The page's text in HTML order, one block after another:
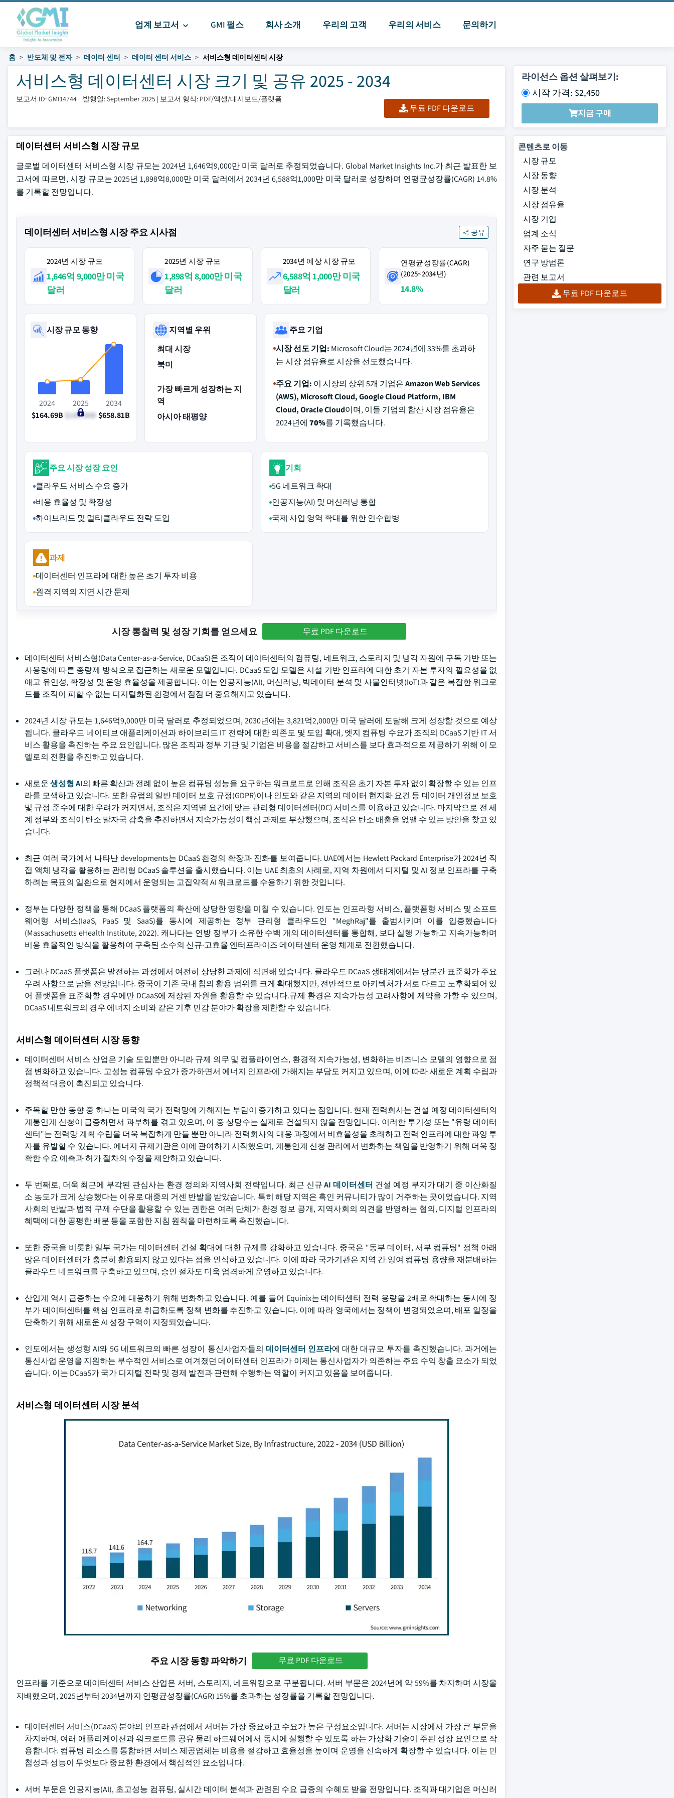
업계 보고서 GMI 펄스 회사 소개 우리의 고객 우리의 서비스 문의하기
홈 반도체 및 전자 데이터 센터 데이터 센터 서비스 서비스형 데이터센터 시장
서비스형 데이터센터 시장 크기 및 공유 2025 - 2034
보고서 ID: GMI14744 |발행일: September 2025 | 보고서 형식: PDF/엑셀/대시보드/플랫폼
무료 PDF 다운로드
라이선스 옵션 살펴보기:
시작 가격: $2,450
지금 구매
데이터센터 서비스형 시장 규모
글로벌 데이터센터 서비스형 시장 규모는 2024년 1,646억9,000만 미국 달러로 추정되었습니다. Global Market Insights Inc.가 최근 발표한 보
고서에 따르면, 시장 규모는 2025년 1,898억8,000만 미국 달러에서 2034년 6,588억1,000만 미국 달러로 성장하며 연평균성장률(CAGR) 14.8%
를 기록할 전망입니다.
데이터센터 서비스형 시장 주요 시사점 공유
2024년 시장 규모
1,646억 9,000만 미국
달러
2025년 시장 규모
1,898억 8,000만 미국
달러
2034년 예상 시장 규모
6,588억 1,000만 미국
달러
연평균성장률(CAGR)
(2025~2034년)
14.8%
시장 규모 동향
2024
$164.69B
2025
$189.88B
2034
$658.81B
지역별 우위
최대 시장
북미
가장 빠르게 성장하는 지
역
아시아 태평양
주요 기업
시장 선도 기업: Microsoft Cloud는 2024년에 33%를 초과하
는 시장 점유율로 시장을 선도했습니다.
주요 기업: 이 시장의 상위 5개 기업은Amazon Web Services
(AWS), Microsoft Cloud, Google Cloud Platform, IBM
Cloud, Oracle Cloud이며, 이들 기업의 합산 시장 점유율은
2024년에 70%를 기록했습니다.
주요 시장 성장 요인
클라우드 서비스 수요 증가
비용 효율성 및 확장성
하이브리드 및 멀티클라우드 전략 도입
기회
5G 네트워크 확대
인공지능(AI) 및 머신러닝 통합
국제 사업 영역 확대를 위한 인수합병
과제
데이터센터 인프라에 대한 높은 초기 투자 비용
원격 지역의 지연 시간 문제
시장 통찰력 및 성장 기회를 얻으세요 무료 PDF 다운로드
데이터센터 서비스형(Data Center-as-a-Service, DCaaS)은 조직이 데이터센터의 컴퓨팅, 네트워크, 스토리지 및 냉각 자원에 구독 기반 또는
사용량에 따른 종량제 방식으로 접근하는 새로운 모델입니다. DCaaS 도입 모델은 시설 기반 인프라에 대한 초기 자본 투자의 필요성을 없
애고 유연성, 확장성 및 운영 효율성을 제공합니다. 이는 인공지능(AI), 머신러닝, 빅데이터 분석 및 사물인터넷(IoT)과 같은 복잡한 워크로
드를 조직이 피할 수 없는 디지털화된 환경에서 점점 더 중요해지고 있습니다.
2024년 시장 규모는 1,646억9,000만 미국 달러로 추정되었으며, 2030년에는 3,821억2,000만 미국 달러에 도달해 크게 성장할 것으로 예상
됩니다. 클라우드 네이티브 애플리케이션과 하이브리드 IT 전략에 대한 의존도 및 도입 확대, 엣지 컴퓨팅 수요가 조직의 DCaaS 기반 IT 서
비스 활용을 촉진하는 주요 요인입니다. 많은 조직과 정부 기관 및 기업은 비용을 절감하고 서비스를 보다 효과적으로 제공하기 위해 이 모
델로의 전환을 추진하고 있습니다.
새로운생성형 AI의 빠른 확산과 전례 없이 높은 컴퓨팅 성능을 요구하는 워크로드로 인해 조직은 초기 자본 투자 없이 확장할 수 있는 인프
라를 모색하고 있습니다. 또한 유럽의 일반 데이터 보호 규정(GDPR)이나 인도와 같은 지역의 데이터 현지화 요건 등 데이터 개인정보 보호
및 규정 준수에 대한 우려가 커지면서, 조직은 지역별 요건에 맞는 관리형 데이터센터(DC) 서비스를 이용하고 있습니다. 마지막으로 전 세
계 정부와 조직이 탄소 발자국 감축을 추진하면서 지속가능성이 핵심 과제로 부상했으며, 조직은 탄소 배출을 없앨 수 있는 방안을 찾고 있
습니다.
최근 여러 국가에서 나타난 developments는 DCaaS 환경의 확장과 진화를 보여줍니다. UAE에서는 Hewlett Packard Enterprise가 2024년 직
접 액체 냉각을 활용하는 관리형 DCaaS 솔루션을 출시했습니다. 이는 UAE 최초의 사례로, 지역 차원에서 디지털 및 AI 정보 인프라를 구축
하려는 목표의 일환으로 현지에서 운영되는 고집약적 AI 워크로드를 수용하기 위한 것입니다.
정부는 다양한 정책을 통해 DCaaS 플랫폼의 확산에 상당한 영향을 미칠 수 있습니다. 인도는 인프라형 서비스, 플랫폼형 서비스 및 소프트
웨어형 서비스(IaaS, PaaS 및 SaaS)를 동시에 제공하는 정부 관리형 클라우드인 "MeghRaj"를 출범시키며 이를 입증했습니다
(Massachusetts eHealth Institute, 2022). 캐나다는 연방 정부가 소유한 수백 개의 데이터센터를 통합해, 보다 실행 가능하고 지속가능하며
비용 효율적인 방식을 활용하여 구축된 소수의 신규·고효율 엔터프라이즈 데이터센터 운영 체계로 전환했습니다.
그러나 DCaaS 플랫폼은 발전하는 과정에서 여전히 상당한 과제에 직면해 있습니다. 클라우드 DCaaS 생태계에서는 당분간 표준화가 주요
우려 사항으로 남을 전망입니다. 중국이 기존 국내 칩의 활용 범위를 크게 확대했지만, 전반적으로 아키텍처가 서로 다르고 노후화되어 있
어 플랫폼을 표준화할 경우에만 DCaaS에 저장된 자원을 활용할 수 있습니다.규제 환경은 지속가능성 고려사항에 제약을 가할 수 있으며,
DCaaS 네트워크의 경우 에너지 소비와 같은 기후 민감 분야가 확장을 제한할 수 있습니다.
서비스형 데이터센터 시장 동향
데이터센터 서비스 산업은 기술 도입뿐만 아니라 규제 의무 및 컴플라이언스, 환경적 지속가능성, 변화하는 비즈니스 모델의 영향으로 점
점 변화하고 있습니다. 고성능 컴퓨팅 수요가 증가하면서 에너지 인프라에 가해지는 부담도 커지고 있으며, 이에 따라 새로운 계획 수립과
정책적 대응이 촉진되고 있습니다.
주목할 만한 동향 중 하나는 미국의 국가 전력망에 가해지는 부담이 증가하고 있다는 점입니다. 현재 전력회사는 건설 예정 데이터센터의
계통연계 신청이 급증하면서 과부하를 겪고 있으며, 이 중 상당수는 실제로 건설되지 않을 전망입니다. 이러한 투기성 또는 "유령 데이터
센터"는 전력망 계획 수립을 더욱 복잡하게 만들 뿐만 아니라 전력회사의 대응 과정에서 비효율성을 초래하고 전력 인프라에 대한 과잉 투
자를 유발할 수 있습니다. 에너지 규제기관은 이에 관여하기 시작했으며, 계통연계 신청 관리에서 변화하는 책임을 반영하기 위해 더욱 정
확한 수요 예측과 허가 절차의 수정을 제안하고 있습니다.
두 번째로, 더욱 최근에 부각된 관심사는 환경 정의와 지역사회 전략입니다. 최근 신규AI 데이터센터 건설 예정 부지가 대기 중 이산화질
소 농도가 크게 상승했다는 이유로 대중의 거센 반발을 받았습니다. 특히 해당 지역은 흑인 커뮤니티가 많이 거주하는 곳이었습니다. 지역
사회의 반발과 법적 구제 수단을 활용할 수 있는 권한은 여러 단체가 환경 정보 공개, 지역사회의 의견을 반영하는 협의, 디지털 인프라의
혜택에 대한 공평한 배분 등을 포함한 지침 원칙을 마련하도록 촉진했습니다.
또한 중국을 비롯한 일부 국가는 데이터센터 건설 확대에 대한 규제를 강화하고 있습니다. 중국은 "동부 데이터, 서부 컴퓨팅" 정책 아래
많은 데이터센터가 충분히 활용되지 않고 있다는 점을 인식하고 있습니다. 이에 따라 국가기관은 지역 간 잉여 컴퓨팅 용량을 재분배하는
클라우드 네트워크를 구축하고 있으며, 승인 절차도 더욱 엄격하게 운영하고 있습니다.
산업계 역시 급증하는 수요에 대응하기 위해 변화하고 있습니다. 예를 들어 Equinix는 데이터센터 전력 용량을 2배로 확대하는 동시에 정
부가 데이터센터를 핵심 인프라로 취급하도록 정책 변화를 추진하고 있습니다. 이에 따라 영국에서는 정책이 변경되었으며, 배포 일정을
단축하기 위해 새로운 AI 성장 구역이 지정되었습니다.
인도에서는 생성형 AI와 5G 네트워크의 빠른 성장이 통신사업자들의 데이터센터 인프라에 대한 대규모 투자를 촉진했습니다. 과거에는
통신사업 운영을 지원하는 부수적인 서비스로 여겨졌던 데이터센터 인프라가 이제는 통신사업자가 의존하는 주요 수익 창출 요소가 되었
습니다. 이는 DCaaS가 국가 디지털 전략 및 경제 발전과 관련해 수행하는 역할이 커지고 있음을 보여줍니다.
서비스형 데이터센터 시장 분석
주요 시장 동향 파악하기 무료 PDF 다운로드
인프라를 기준으로 데이터센터 서비스 산업은 서버, 스토리지, 네트워킹으로 구분됩니다. 서버 부문은 2024년에 약 59%를 차지하며 시장을
지배했으며, 2025년부터 2034년까지 연평균성장률(CAGR) 15%를 초과하는 성장률을 기록할 전망입니다.
데이터센터 서비스(DCaaS) 분야의 인프라 관점에서 서버는 가장 중요하고 수요가 높은 구성요소입니다. 서버는 시장에서 가장 큰 부문을
차지하며, 여러 애플리케이션과 워크로드를 공유 물리 하드웨어에서 동시에 실행할 수 있도록 하는 가상화 기술이 주된 성장 요인으로 작
용합니다. 컴퓨팅 리소스를 통합하면 서비스 제공업체는 비용을 절감하고 효율성을 높이며 운영을 신속하게 확장할 수 있습니다. 이는 민
첩성과 성능이 무엇보다 중요한 환경에서 핵심적인 요소입니다.
서버 부문은 인공지능(AI), 초고성능 컴퓨팅, 실시간 데이터 분석과 관련된 수요 급증의 수혜도 받을 전망입니다. 조직과 대기업은 머신러
콘텐츠로 이동
시장 규모
시장 동향
시장 분석
시장 점유율
시장 기업
업계 소식
자주 묻는 질문
연구 방법론
관련 보고서
무료 PDF 다운로드